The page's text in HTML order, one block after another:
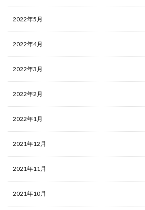
2022年5月
2022年4月
2022年3月
2022年2月
2022年1月
2021年12月
2021年11月
2021年10月